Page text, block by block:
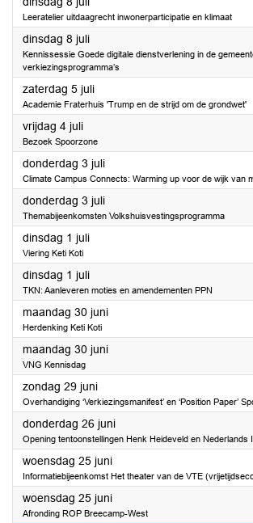
Leeratelier uitdaagrecht inwonerparticipatie en klimaat
dinsdag 8 juli2025
Kennissessie Goede digitale dienstverlening in de
verkiezingsprogramma’s
zaterdag 5 juli2025
Academie Fraterhuis 'Trump en de strijd om de grondwet'
vrijdag 4 juli2025
Bezoek Spoorzone
donderdag 3 juli2025
Climate Campus Connects: Warming up voor de wijk van
donderdag 3 juli2025
Themabijeenkomsten Volkshuisvestingsprogramma
dinsdag 1 juli2025
Viering Keti Koti
dinsdag 1 juli2025
TKN: Aanleveren moties en amendementen PPN
maandag 30 juni2025
Herdenking Keti Koti
maandag 30 juni2025
VNG Kennisdag
zondag 29 juni2025
Overhandiging ‘Verkiezingsmanifest’ en ‘Position Paper’
donderdag 26 juni2025
Opening tentoonstellingen Henk Heideveld en Nederlands
woensdag 25 juni2025
Informatiebijeenkomst Het theater van de VTE
woensdag 25 juni2025
Afronding ROP Breecamp-West